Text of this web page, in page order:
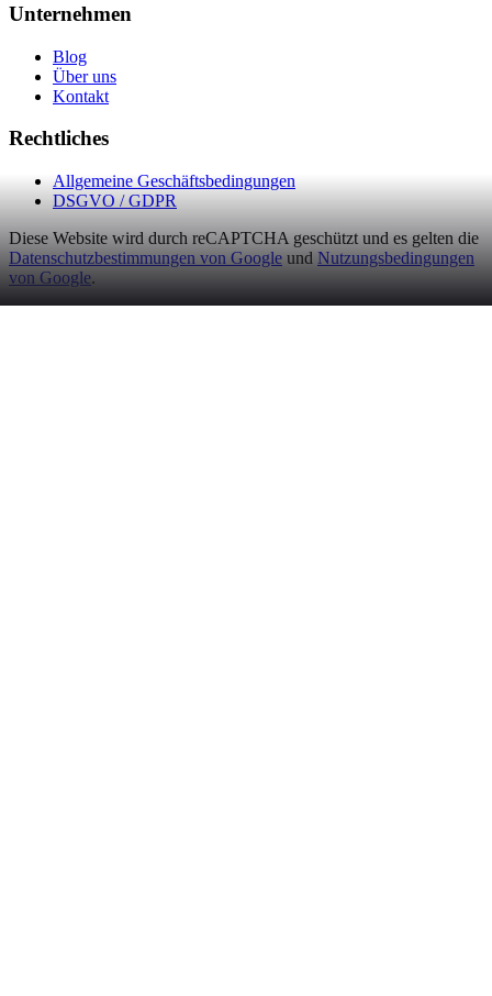
Unternehmen
Blog
Über uns
Kontakt
Rechtliches
Allgemeine Geschäftsbedingungen
DSGVO / GDPR
Diese Website wird durch reCAPTCHA geschützt und es gelten die
Datenschutzbestimmungen von Google und Nutzungsbedingungen
von Google.